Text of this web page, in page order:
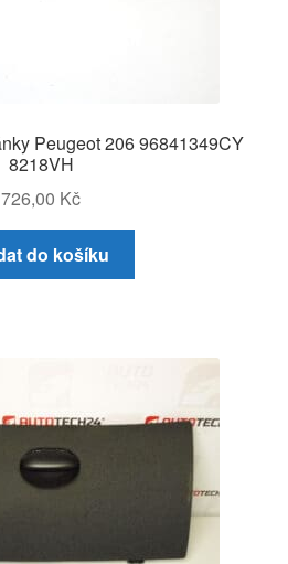
Peugeot 206 96841349CY
8218VH
726,00 Kč
do košíku